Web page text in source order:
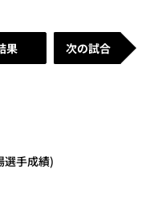
果 次の試合
選手成績)